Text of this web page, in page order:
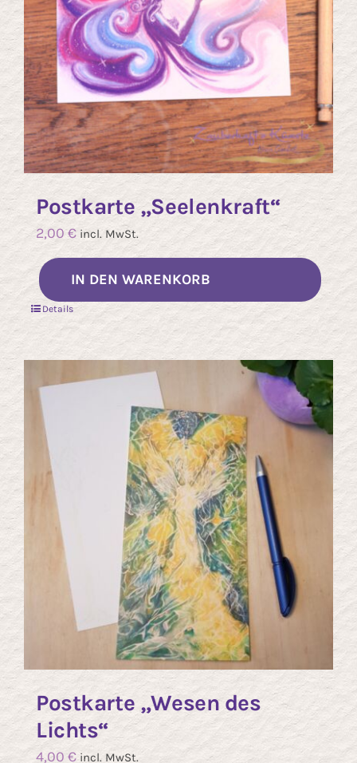
Postkarte „Seelenkraft“
2,00€ incl. MwSt.
IN DEN WARENKORB
Details
Postkarte „Wesen des
Lichts“
4,00 € incl. MwSt.